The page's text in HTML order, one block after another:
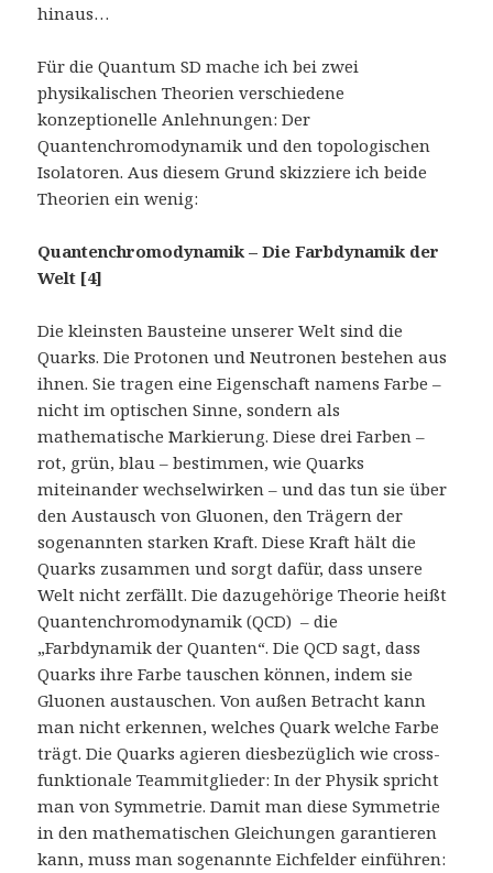
hinaus…
Für die Quantum SD mache ich bei zwei
physikalischen Theorien verschiedene
konzeptionelle Anlehnungen: Der
Quantenchromodynamik und den topologischen
Isolatoren. Aus diesem Grund skizziere ich beide
Theorien ein wenig:
Quantenchromodynamik – Die Farbdynamik der
Welt [4]
Die kleinsten Bausteine unserer Welt sind die
Quarks. Die Protonen und Neutronen bestehen aus
ihnen. Sie tragen eine Eigenschaft namens Farbe –
nicht im optischen Sinne, sondern als
mathematische Markierung. Diese drei Farben –
rot, grün, blau – bestimmen, wie Quarks
miteinander wechselwirken – und das tun sie über
den Austausch von Gluonen, den Trägern der
sogenannten starken Kraft. Diese Kraft hält die
Quarks zusammen und sorgt dafür, dass unsere
Welt nicht zerfällt. Die dazugehörige Theorie heißt
Quantenchromodynamik (QCD) – die
„Farbdynamik der Quanten“. Die QCD sagt, dass
Quarks ihre Farbe tauschen können, indem sie
Gluonen austauschen. Von außen Betracht kann
man nicht erkennen, welches Quark welche Farbe
trägt. Die Quarks agieren diesbezüglich wie cross-
funktionale Teammitglieder: In der Physik spricht
man von Symmetrie. Damit man diese Symmetrie
in den mathematischen Gleichungen garantieren
kann, muss man sogenannte Eichfelder einführen: